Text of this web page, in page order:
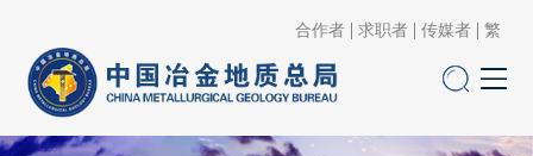
合作者 求职者 传媒者 繁